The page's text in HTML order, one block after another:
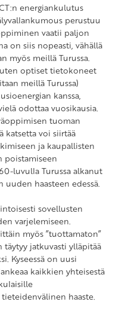
energiankulutus
perustuu
vaatii paljon
on siis nopeasti, vähällä
myös meillä Turussa.
optiset tietokoneet
meillä Turussa)
kanssa,
odottaa vuosikausia.
tuoman
katsetta voi siirtää
ja kaupallisten
poistamiseen
luvulla Turussa alkanut
haasteen edessä.
sovellusten
varjelemiseen.
myös ”tuottamaton”
jatkuvasti ylläpitää
Kyseessä on uusi
kaikkien yhteisestä
haaste.